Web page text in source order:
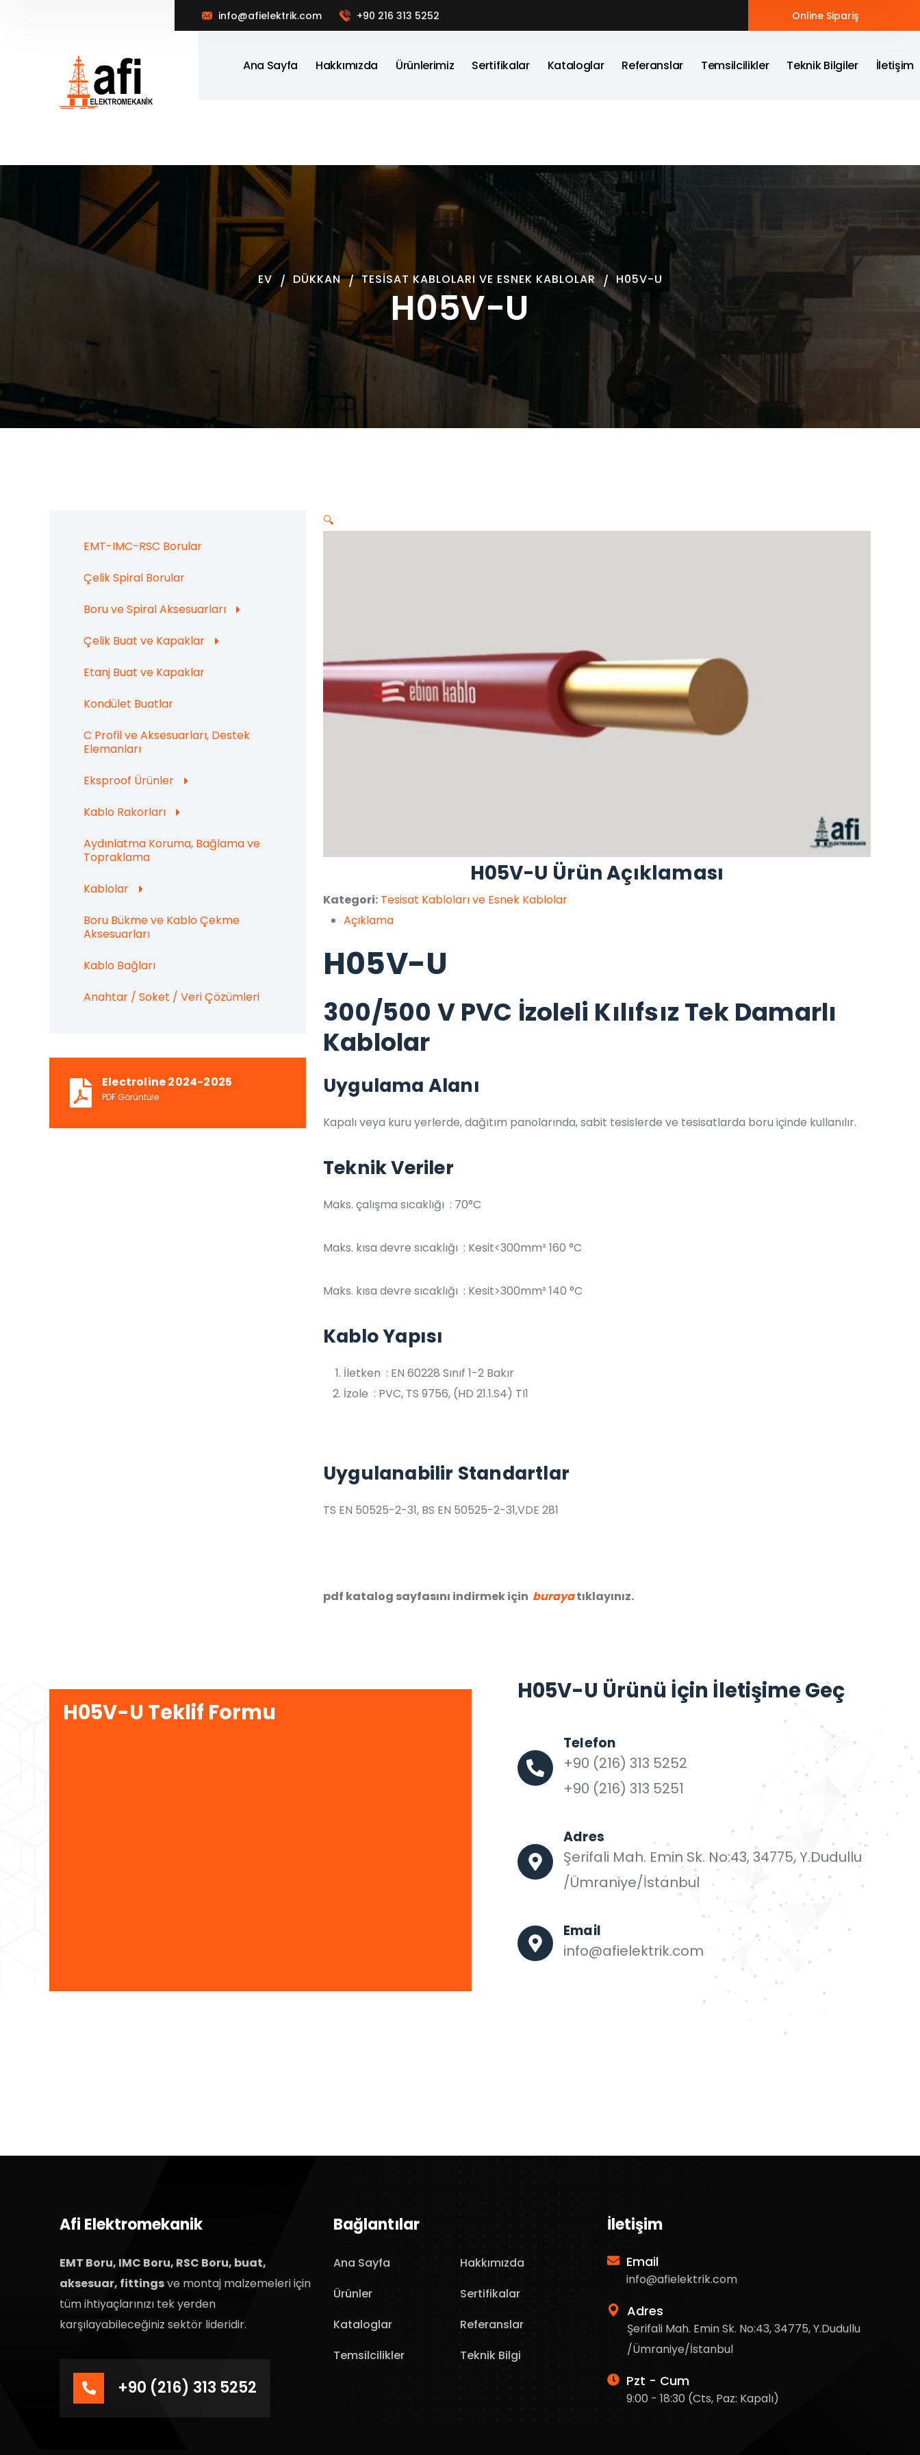
info@afielektrik.com +90 216 313 5252 Online Sipariş
Ana Sayfa Hakkımızda Ürünlerimiz Sertifikalar Kataloglar Referanslar Temsilcilikler Teknik Bilgiler İletişim
H05V-U
EV DÜKKAN TESISAT KABLOLARI VE ESNEK KABLOLAR H05V-U
EMT-IMC-RSC Borular
Çelik Spiral Borular
Boru ve Spiral Aksesuarları
Çelik Buat ve Kapaklar
Etanj Buat ve Kapaklar
Kondület Buatlar
C Profil ve Aksesuarları, Destek
Elemanları
Eksproof Ürünler
Kablo Rakorları
Aydınlatma Koruma, Bağlama ve
Topraklama
Kablolar
Boru Bükme ve Kablo Çekme
Aksesuarları
Kablo Bağları
Anahtar / Soket / Veri Çözümleri
Electroline 2024-2025
PDF Görüntüle
🔍
H05V-U Ürün Açıklaması
Kategori: Tesisat Kabloları ve Esnek Kablolar
Açıklama
H05V-U
300/500 V PVC İzoleli Kılıfsız Tek Damarlı
Kablolar
Uygulama Alanı
Kapalı veya kuru yerlerde, dağıtım panolarında, sabit tesislerde ve tesisatlarda boru içinde kullanılır.
Teknik Veriler
Maks. çalışma sıcaklığı : 70°C
Maks. kısa devre sıcaklığı : Kesit<300mm² 160 °C
Maks. kısa devre sıcaklığı : Kesit>300mm² 140 °C
Kablo Yapısı
İletken : EN 60228 Sınıf 1-2 Bakır
İzole : PVC, TS 9756, (HD 21.1.S4) TI1
Uygulanabilir Standartlar
TS EN 50525-2-31, BS EN 50525-2-31,VDE 281
pdf katalog sayfasını indirmek için burayatıklayınız.
H05V-U Teklif Formu
H05V-U Ürünü İçin İletişime Geç
Telefon
+90 (216) 313 5252
+90 (216) 313 5251
Adres
Şerifali Mah. Emin Sk. No:43, 34775, Y.Dudullu
/Ümraniye/İstanbul
Email
info@afielektrik.com
Afi Elektromekanik
EMT Boru, IMC Boru, RSC Boru, buat,
aksesuar, fittingsve montaj malzemeleri için
tüm ihtiyaçlarınızı tek yerden
karşılayabileceğiniz sektör lideridir.
+90 (216) 313 5252
Bağlantılar
Ana Sayfa
Hakkımızda
Ürünler
Sertifikalar
Kataloglar
Referanslar
Temsilcilikler
Teknik Bilgi
İletişim
Email
info@afielektrik.com
Adres
Şerifali Mah. Emin Sk. No:43, 34775, Y.Dudullu
/Ümraniye/İstanbul
Pzt - Cum
9:00 - 18:30 (Cts, Paz: Kapalı)